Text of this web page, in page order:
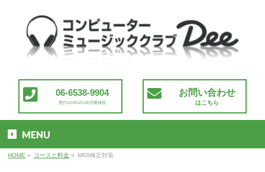
06-6538-9904
受付10:00-21:00月曜休校
お問い合わせ
はこちら
MENU
HOME » コースと料金 » MIDI検定対策